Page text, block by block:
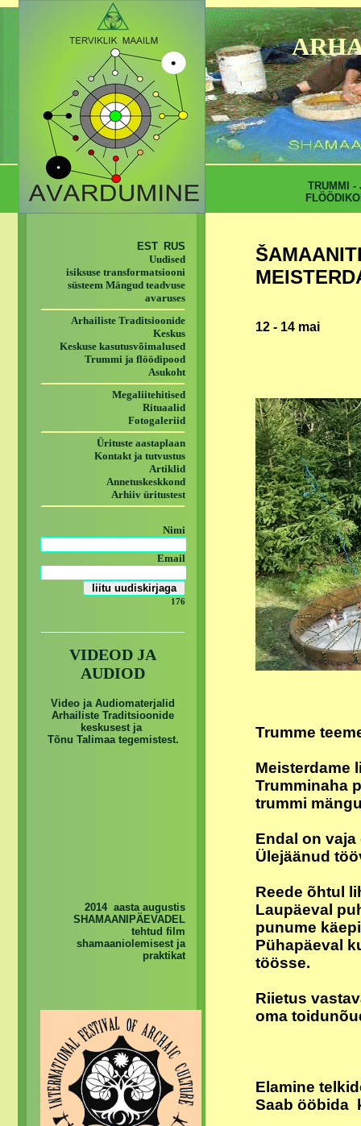
12 - 14 mai
Trumme
Meisterdame
Trumminaha
trummi
Endal on
Ülejäänud
Reede õhtul
Laupäeval
punume
Pühapäeval
töösse.
Riietus
oma
Elamine
Saab ööbida
EST RUS
Uudised
isiksuse transformatsiooni
süsteem Mängud teadvuse
avaruses
Arhailiste Traditsioonide
Keskus
Keskuse kasutusvõimalused
Trummi ja flöödipood
Asukoht
Megaliitehitised
Rituaalid
Fotogaleriid
Ürituste aastaplaan
Kontakt ja tutvustus
Artiklid
Annetuskeskkond
Arhiiv üritustest
Nimi
Email
176
VIDEOD JA
AUDIOD
Video ja Audiomaterjalid
Arhailiste Traditsioonide
keskusest ja
Tõnu Talimaa tegemistest.
2014 aasta augustis
SHAMAANIPÄEVADEL
tehtud film
shamaaniolemisest ja
praktikat
TRUMMI -